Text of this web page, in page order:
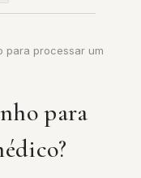
para processar um
para